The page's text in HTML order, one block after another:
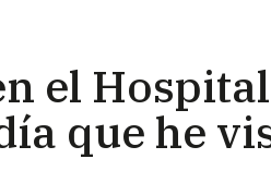
el
que he